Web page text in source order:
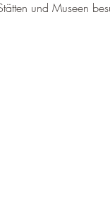
und Museen